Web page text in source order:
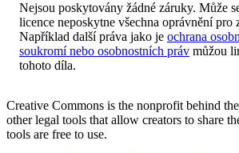
Nejsou poskytovány žádné záruky. Může
licence neposkytne všechna oprávnění pro
Například další práva jako je ochrana
soukromí nebo osobnostních práv můžou
tohoto díla.
Creative Commons is the nonprofit behind
other legal tools that allow creators to share
tools are free to use.